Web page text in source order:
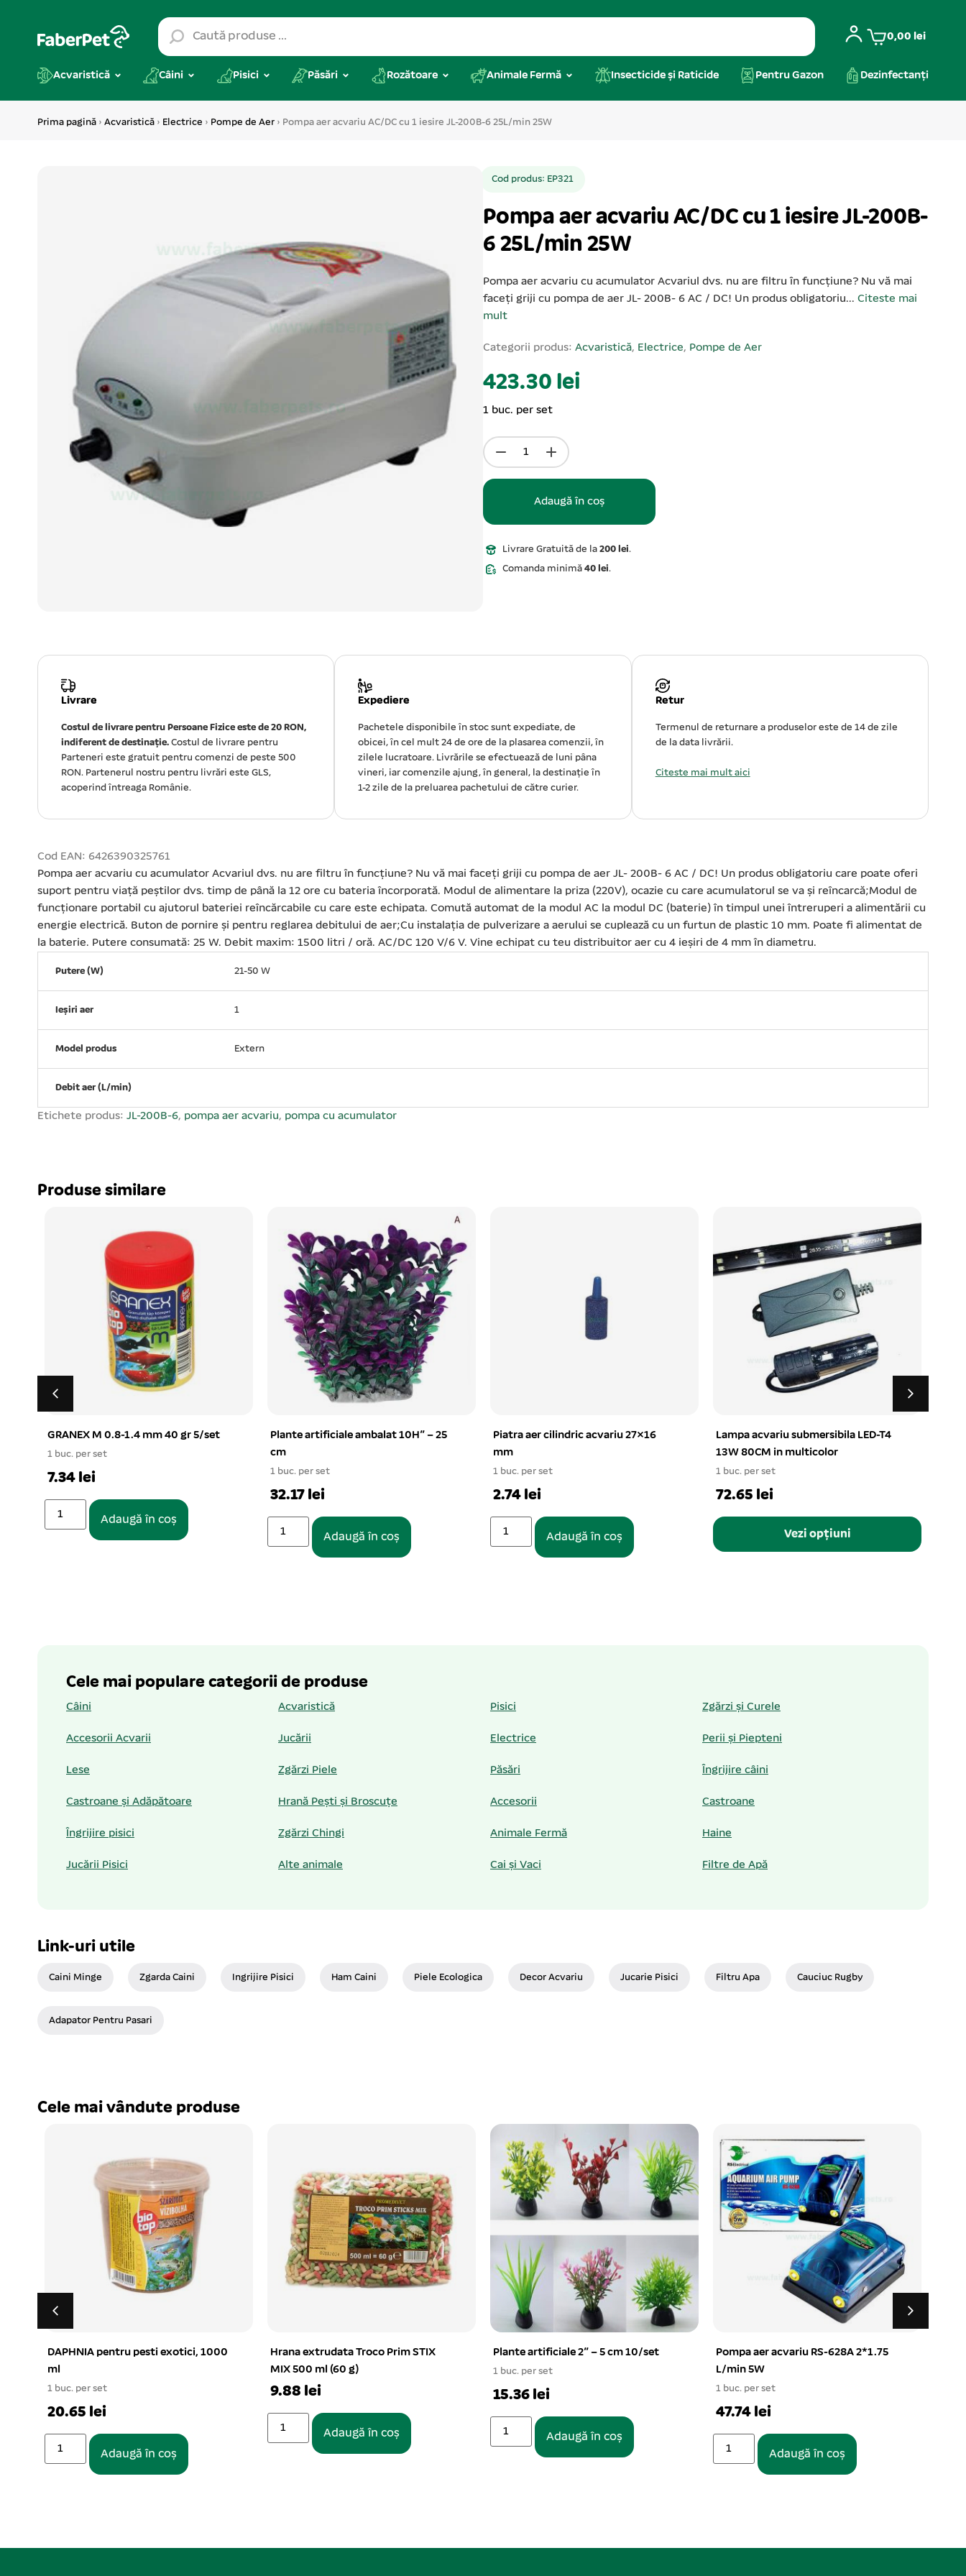
0,00 lei
Acvaristică Câini Pisici Păsări Rozătoare Animale Fermă Insecticide și Raticide Pentru Gazon Dezinfectanți
Prima pagină › Acvaristică › Electrice › Pompe de Aer › Pompa aer acvariu AC/DC cu 1 iesire JL-200B-6 25L/min 25W
Cod produs: EP321
Pompa aer acvariu AC/DC cu 1 iesire JL-200B-
6 25L/min 25W
Pompa aer acvariu cu acumulator Acvariul dvs. nu are filtru în funcțiune? Nu vă mai
faceți griji cu pompa de aer JL- 200B- 6 AC / DC! Un produs obligatoriu... Citeste mai
mult
Categorii produs: Acvaristică, Electrice, Pompe de Aer
423.30 lei
1 buc. per set
Adaugă în coș
Livrare Gratuită de la 200 lei.
Comanda minimă 40 lei.
Livrare
Costul de livrare pentru Persoane Fizice este de 20 RON,
indiferent de destinație. Costul de livrare pentru
Parteneri este gratuit pentru comenzi de peste 500
RON. Partenerul nostru pentru livrări este GLS,
acoperind întreaga Românie.
Expediere
Pachetele disponibile în stoc sunt expediate, de
obicei, în cel mult 24 de ore de la plasarea comenzii, în
zilele lucratoare. Livrările se efectuează de luni pâna
vineri, iar comenzile ajung, în general, la destinație în
1-2 zile de la preluarea pachetului de către curier.
Retur
Termenul de returnare a produselor este de 14 de zile
de la data livrării.
Citeste mai mult aici
Cod EAN: 6426390325761
Pompa aer acvariu cu acumulator Acvariul dvs. nu are filtru în funcțiune? Nu vă mai faceți griji cu pompa de aer JL- 200B- 6 AC / DC! Un produs obligatoriu care poate oferi
suport pentru viață peștilor dvs. timp de până la 12 ore cu bateria încorporată. Modul de alimentare la priza (220V), ocazie cu care acumulatorul se va și reîncarcă;Modul de
funcționare portabil cu ajutorul bateriei reîncărcabile cu care este echipata. Comută automat de la modul AC la modul DC (baterie) în timpul unei întreruperi a alimentării cu
energie electrică. Buton de pornire și pentru reglarea debitului de aer;Cu instalația de pulverizare a aerului se cuplează cu un furtun de plastic 10 mm. Poate fi alimentat de
la baterie. Putere consumată: 25 W. Debit maxim: 1500 litri / oră. AC/DC 120 V/6 V. Vine echipat cu teu distribuitor aer cu 4 ieșiri de 4 mm în diametru.
Putere (W) 21-50 W
Ieșiri aer 1
Model produs Extern
Debit aer (L/min)
Etichete produs: JL-200B-6, pompa aer acvariu, pompa cu acumulator
Produse similare
GRANEX M 0.8-1.4 mm 40 gr 5/set
1 buc. per set
7.34 lei
Adaugă în coș
Plante artificiale ambalat 10H” – 25
cm
1 buc. per set
32.17 lei
Adaugă în coș
Piatra aer cilindric acvariu 27×16
mm
1 buc. per set
2.74 lei
Adaugă în coș
Lampa acvariu submersibila LED-T4
13W 80CM in multicolor
1 buc. per set
72.65 lei
Vezi opțiuni
Cele mai populare categorii de produse
Câini Acvaristică Pisici Zgărzi și Curele
Accesorii Acvarii Jucării Electrice Perii și Piepteni
Lese Zgărzi Piele Păsări Îngrijire câini
Castroane și Adăpătoare Hrană Pești și Broscuțe Accesorii Castroane
Îngrijire pisici Zgărzi Chingi Animale Fermă Haine
Jucării Pisici Alte animale Cai și Vaci Filtre de Apă
Link-uri utile
Caini Minge Zgarda Caini Ingrijire Pisici Ham Caini Piele Ecologica Decor Acvariu Jucarie Pisici Filtru Apa Cauciuc Rugby
Adapator Pentru Pasari
Cele mai vândute produse
DAPHNIA pentru pesti exotici, 1000
ml
1 buc. per set
20.65 lei
Adaugă în coș
Hrana extrudata Troco Prim STIX
MIX 500 ml (60 g)
9.88 lei
Adaugă în coș
Plante artificiale 2″ – 5 cm 10/set
1 buc. per set
15.36 lei
Adaugă în coș
Pompa aer acvariu RS-628A 2*1.75
L/min 5W
1 buc. per set
47.74 lei
Adaugă în coș